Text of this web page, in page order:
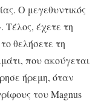
Ο μεγεθυντικός
Τέλος, έχετε τη
θελήσετε τη
που ακούγεται
ήρεμη, όταν
του Magnus